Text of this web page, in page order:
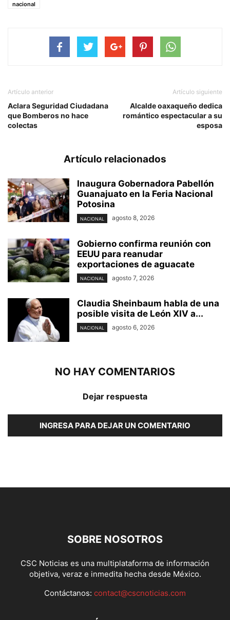
nacional
Artículo anterior
Aclara Seguridad Ciudadana
que Bomberos no hace
colectas
Artículo siguiente
Alcalde oaxaqueño dedica
romántico espectacular a su
esposa
Artículo relacionados
Inaugura Gobernadora Pabellón
Guanajuato en la Feria Nacional
Potosina
NACIONAL agosto 8, 2026
Gobierno confirma reunión con
EEUU para reanudar
exportaciones de aguacate
NACIONAL agosto 7, 2026
Claudia Sheinbaum habla de una
posible visita de León XIV a...
NACIONAL agosto 6, 2026
NO HAY COMENTARIOS
Dejar respuesta
INGRESA PARA DEJAR UN COMENTARIO
SOBRE NOSOTROS
CSC Noticias es una multiplataforma de información
objetiva, veraz e inmedita hecha desde México.
Contáctanos: contact@cscnoticias.com